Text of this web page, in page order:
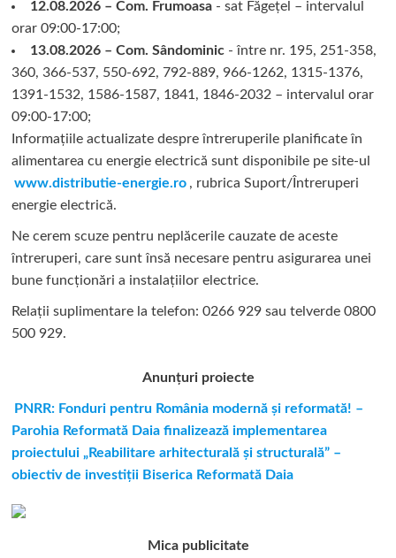
12.08.2026 – Com. Frumoasa- sat Făgețel – intervalul
orar 09:00-17:00;
13.08.2026 – Com. Sândominic- între nr. 195, 251-358,
360, 366-537, 550-692, 792-889, 966-1262, 1315-1376,
1391-1532, 1586-1587, 1841, 1846-2032 – intervalul orar
09:00-17:00;
Informațiile actualizate despre întreruperile planificate în
alimentarea cu energie electrică sunt disponibile pe site-ul
www.distributie-energie.ro , rubrica Suport/Întreruperi
energie electrică.
Ne cerem scuze pentru neplăcerile cauzate de aceste
întreruperi, care sunt însă necesare pentru asigurarea unei
bune funcționări a instalațiilor electrice.
Relații suplimentare la tel efon: 0266 929 sau telverde 0800
500 929.
Anunțuri proiecte
PNRR: Fonduri pentru România modernă și reformată! –
Parohia Reformată Daia finalizează implementarea
proiectului „Reabilitare arhitecturală și structurală” –
obiectiv de investiții Biserica Reformată Daia
Mica publicitate